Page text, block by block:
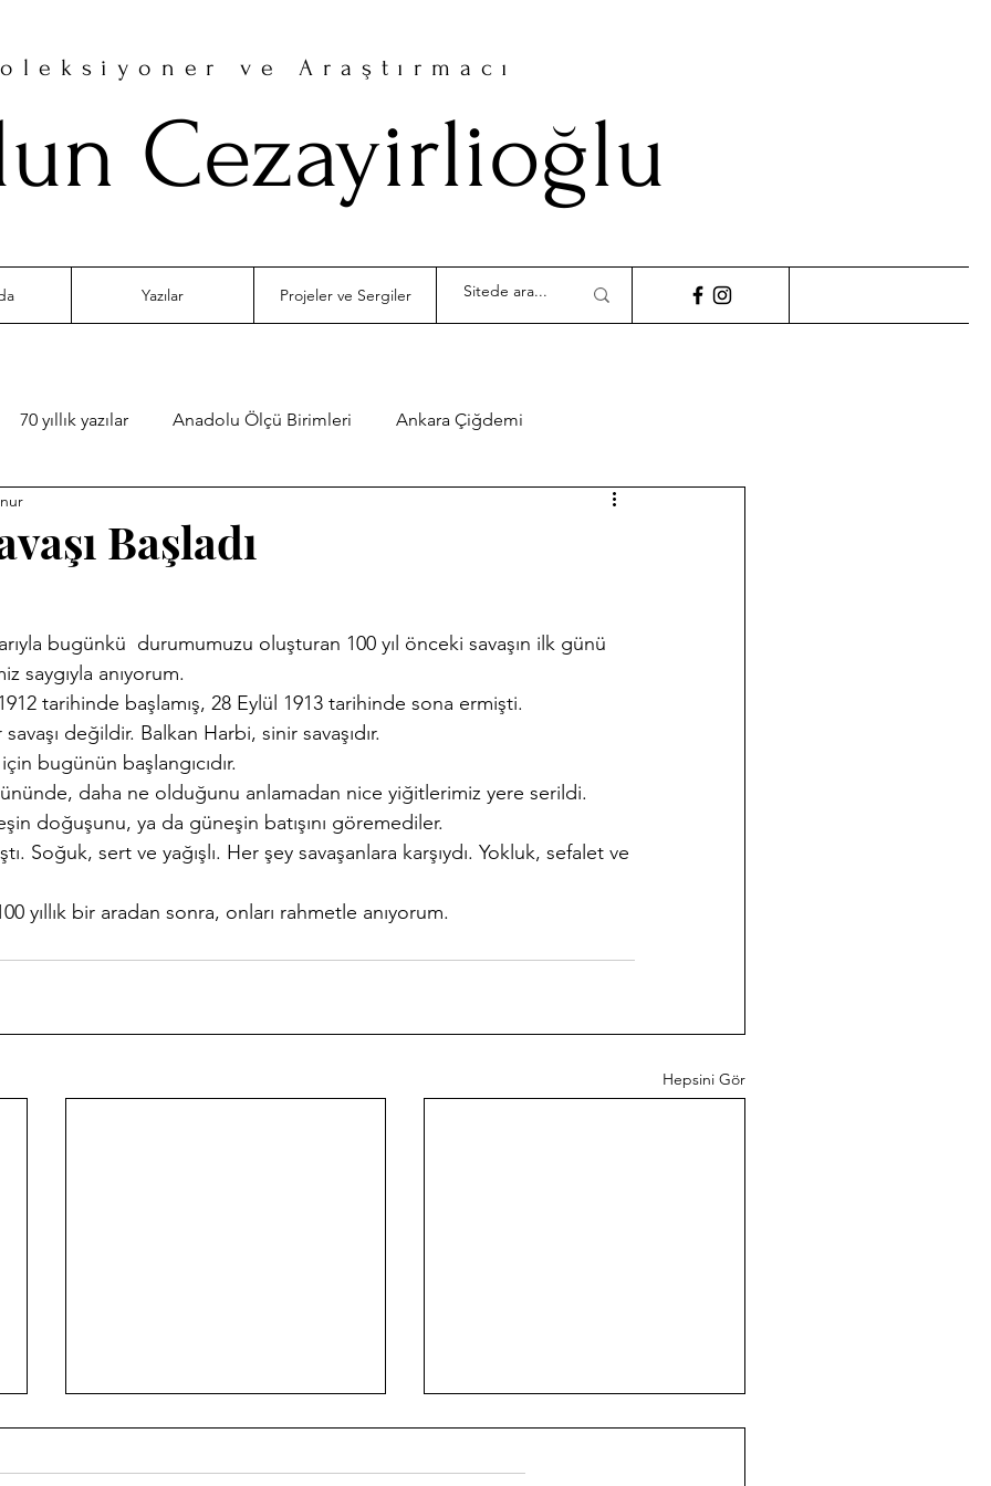
ve Araştırmacı
Cezayirlioğlu
Yazılar Projeler ve Sergiler
70 yıllık yazılar Anadolu Ölçü Birimleri Ankara Çiğdemi
Kitapları Basında çalışmalarımız
Hızırellez
Konuk Yazar Köy Enstitüleri
Uluğ Bey
Başladı
saygıyla anıyorum.
tarihinde başlamış, 28 Eylül 1913 tarihinde sona ermişti.
değildir. Balkan Harbi, sinir savaşıdır.
bugünün başlangıcıdır.
daha ne olduğunu anlamadan nice yiğitlerimiz yere serildi.
doğuşunu, ya da güneşin batışını göremediler.
Soğuk, sert ve yağışlı. Her şey savaşanlara karşıydı. Yokluk, sefalet ve
yıllık bir aradan sonra, onları rahmetle anıyorum.
Hepsini Gör